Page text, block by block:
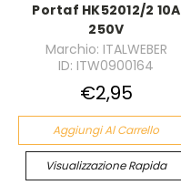
Portaf HK52012/2 10A
250V
Marchio: ITALWEBER
ID: ITW0900164
€2,95
Aggiungi Al Carrello
Visualizzazione Rapida